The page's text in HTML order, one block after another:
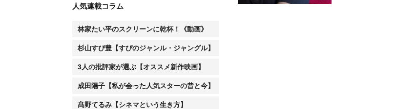
人気連載コラム
林家たい平のスクリーンに乾杯！《動画》
杉山すぴ豊【すぴのジャンル・ジャングル】
3人の批評家が選ぶ【オススメ新作映画】
成田陽子【私が会った人気スターの昔と今】
髙野てるみ【シネマという生き方】